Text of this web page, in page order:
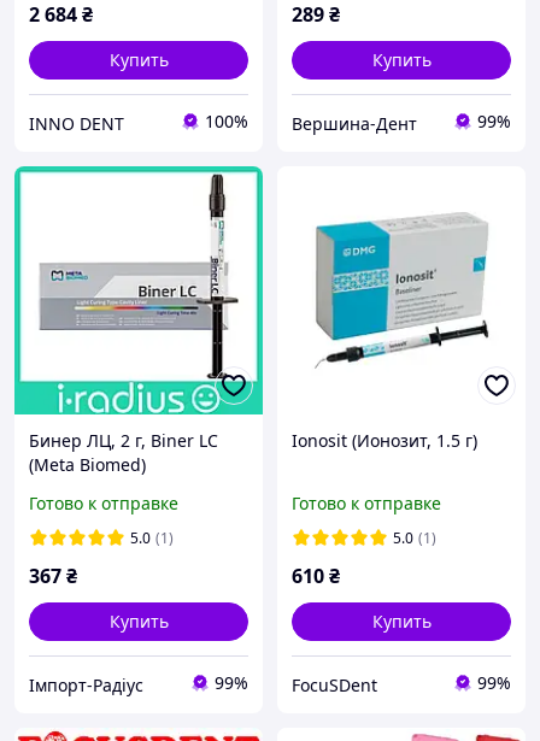
2 684₴
Купить
INNO DENT 100%
289₴
Купить
Вершина-Дент 99%
Бинер ЛЦ, 2 г, Biner LC
(Meta Biomed)
Готово к отправке
5.0 (1)
367₴
Купить
Імпорт-Радіус 99%
Ionosit (Ионозит, 1.5 г)
Готово к отправке
5.0 (1)
610₴
Купить
FocuSDent 99%